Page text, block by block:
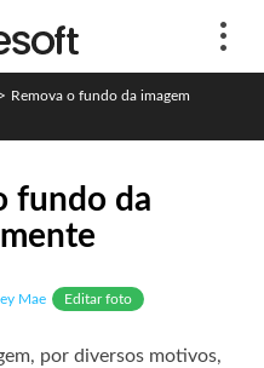
> Remova o fundo da imagem
fundo da
Mae Editar foto
por diversos motivos,